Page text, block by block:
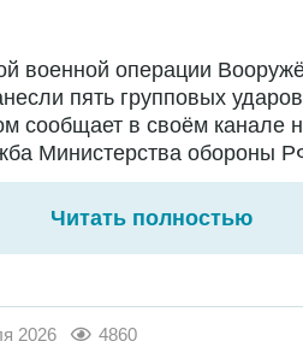
военной операции
пять групповых
сообщает в своём канале
Министерства обороны
Читать полностью
2026 4860